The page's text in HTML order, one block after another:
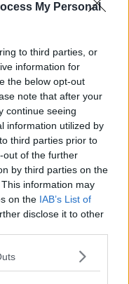
My Personal
to third parties, or
information for
the below opt-out
note that after your
continue seeing
information utilized by
third parties prior to
out of the further
by third parties on the
information may
on the IAB’s List of
disclose it to other
Diverse